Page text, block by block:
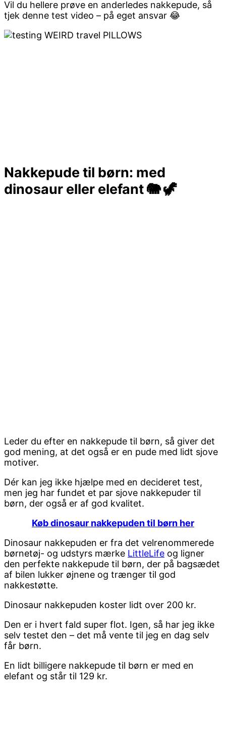
Vil du hellere prøve en anderledes nakkepude, så
tjek denne test video – på eget ansvar 😂
Nakkepude til børn: med
dinosaur eller elefant 🐘 🦖
Leder du efter en nakkepude til børn, så giver det
god mening, at det også er en pude med lidt sjove
motiver.
Dér kan jeg ikke hjælpe med en decideret test,
men jeg har fundet et par sjove nakkepuder til
børn, der også er af god kvalitet.
Køb dinosaur nakkepuden til børn her
Dinosaur nakkepuden er fra det velrenommerede
børnetøj- og udstyrs mærke LittleLife og ligner
den perfekte nakkepude til børn, der på bagsædet
af bilen lukker øjnene og trænger til god
nakkestøtte.
Dinosaur nakkepuden koster lidt over 200 kr.
Den er i hvert fald super flot. Igen, så har jeg ikke
selv testet den – det må vente til jeg en dag selv
får børn.
En lidt billigere nakkepude til børn er med en
elefant og står til 129 kr.